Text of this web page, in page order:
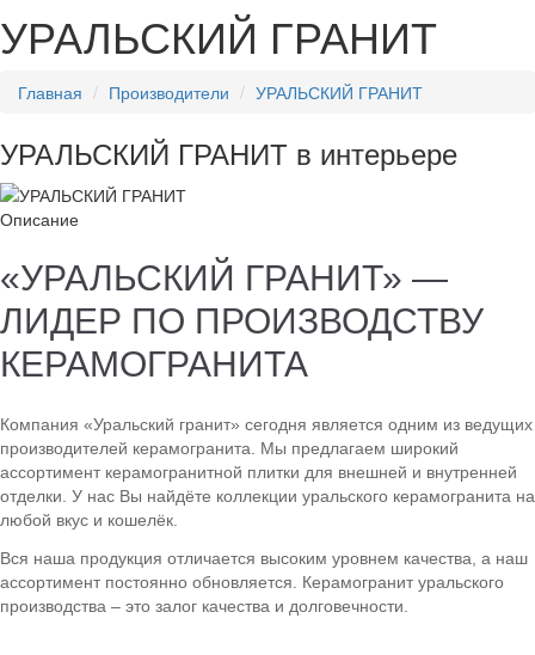
УРАЛЬСКИЙ ГРАНИТ
Главная Производители УРАЛЬСКИЙ ГРАНИТ
УРАЛЬСКИЙ ГРАНИТ в интерьере
Описание
«УРАЛЬСКИЙ ГРАНИТ» —
ЛИДЕР ПО ПРОИЗВОДСТВУ
КЕРАМОГРАНИТА
Компания «Уральский гранит» сегодня является одним из ведущих
производителей керамогранита. Мы предлагаем широкий
ассортимент керамогранитной плитки для внешней и внутренней
отделки. У нас Вы найдёте коллекции уральского керамогранита на
любой вкус и кошелёк.
Вся наша продукция отличается высоким уровнем качества, а наш
ассортимент постоянно обновляется. Керамогранит уральского
производства – это залог качества и долговечности.